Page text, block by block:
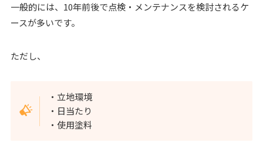
一般的には、10年前後で点検・メンテナンスを検討されるケ
ースが多いです。
ただし、
・立地環境
・日当たり
・使用塗料